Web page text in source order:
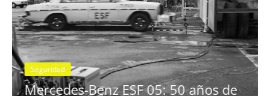
Seguridad
Llamada a
Toyota y
gasolina
2 de julio de 2021